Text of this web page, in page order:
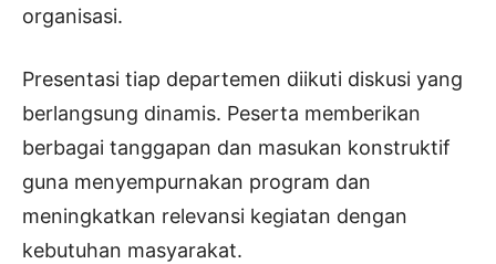
organisasi.
Presentasi tiap departemen diikuti diskusi yang
berlangsung dinamis. Peserta memberikan
berbagai tanggapan dan masukan konstruktif
guna menyempurnakan program dan
meningkatkan relevansi kegiatan dengan
kebutuhan masyarakat.